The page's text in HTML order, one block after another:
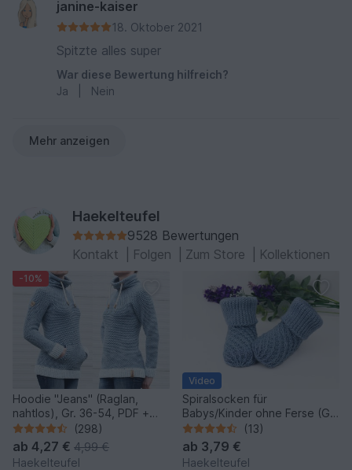
janine-kaiser
18. Oktober 2021
Spitzte alles super
War diese Bewertung hilfreich?
Ja
Nein
Mehr anzeigen
Haekelteufel
9528 Bewertungen
Kontakt
Folgen Zum Store Kollektionen
-10%
Hoodie "Jeans" (Raglan,
nahtlos), Gr. 36-54, PDF +
Link zum Video
(298)
ab 4,27 € 4,99 €
Haekelteufel
Video
Spiralsocken für
Babys/Kinder ohne Ferse (Gr.
50-116, veränderbar)
(13)
ab 3,79 €
Haekelteufel